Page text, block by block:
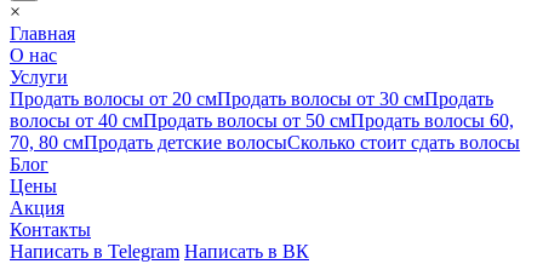
×
Главная
О нас
Услуги
Продать волосы от 20 смПродать волосы от 30 смПродать
волосы от 40 смПродать волосы от 50 смПродать волосы 60,
70, 80 смПродать детские волосыСколько стоит сдать волосы
Блог
Цены
Акция
Контакты
Написать в Telegram Написать в ВК